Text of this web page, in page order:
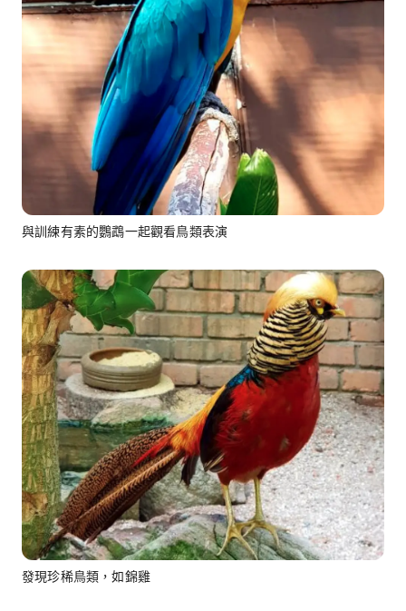
與訓練有素的鸚鵡一起觀看鳥類表演
發現珍稀鳥類，如錦雞